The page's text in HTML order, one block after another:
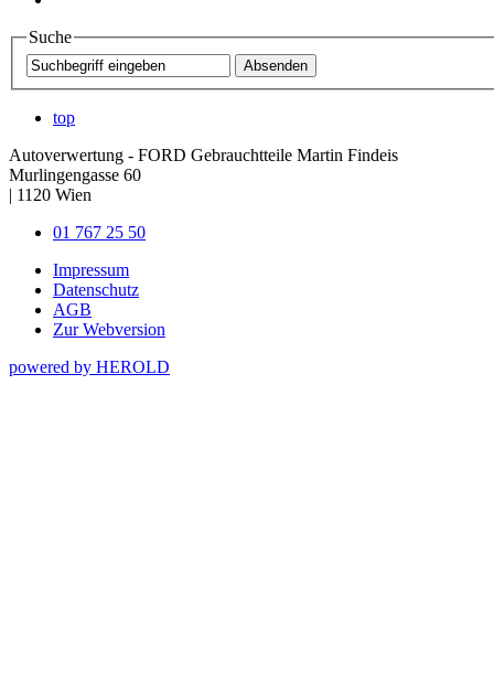
Suche
top
Autoverwertung - FORD Gebrauchtteile Martin Findeis
Murlingengasse 60
| 1120 Wien
01 767 25 50
Impressum
Datenschutz
AGB
Zur Webversion
powered by HEROLD